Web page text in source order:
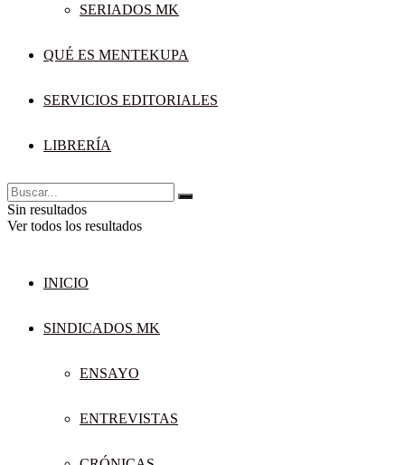
SERIADOS MK
QUÉ ES MENTEKUPA
SERVICIOS EDITORIALES
LIBRERÍA
Sin resultados
Ver todos los resultados
INICIO
SINDICADOS MK
ENSAYO
ENTREVISTAS